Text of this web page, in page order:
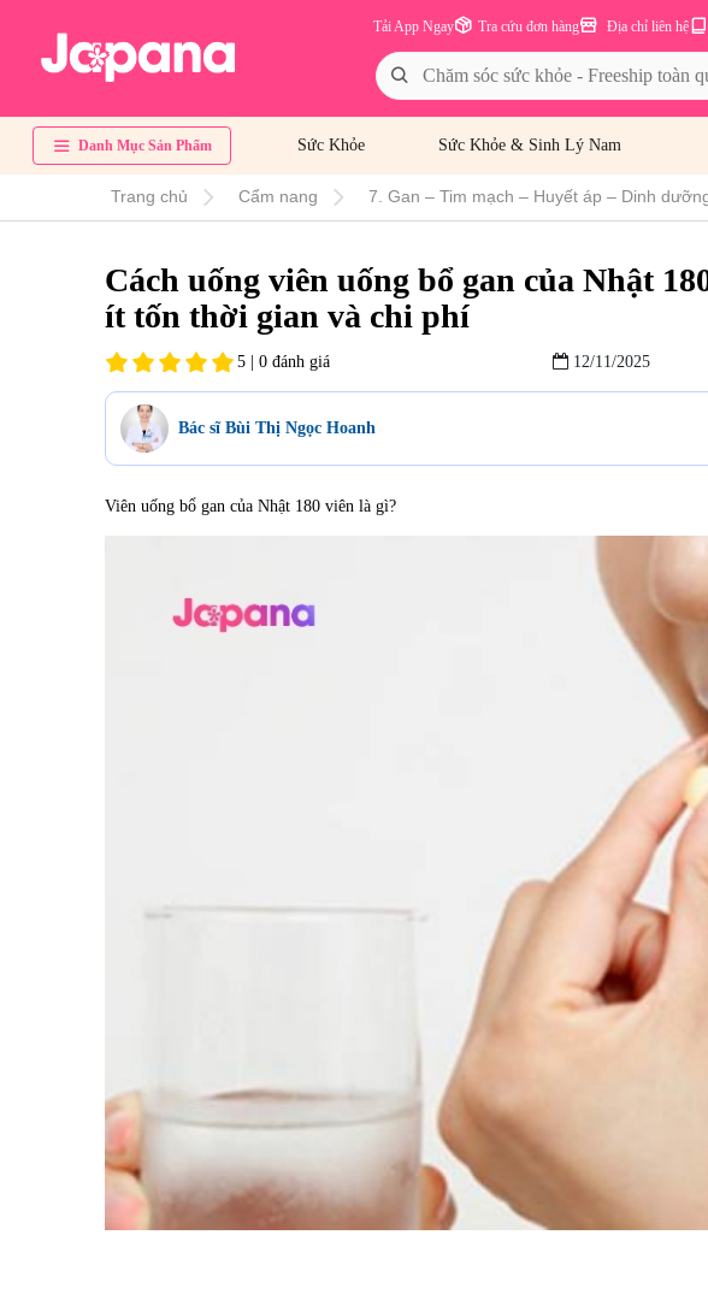
Địa chỉ liên hệ
Tra cứu đơn hàng
Tải App Ngay
Danh Mục Sản Phẩm Sức Khỏe Sức Khỏe & Sinh Lý Nam
Trang chủ Cẩm nang 7. Gan – Tim mạch – Huyết áp – Dinh
Cách uống viên uống bổ gan của Nhật
ít tốn thời gian và chi phí
5 | 0 đánh giá 12/11/2025
Bác sĩ Bùi Thị Ngọc Hoanh
Viên uống bổ gan của Nhật 180 viên là gì?